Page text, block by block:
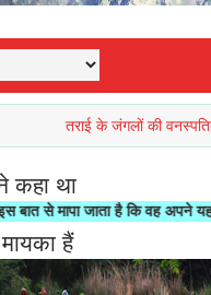
तराई के जंगलों की वनस्पतियों
कहा था
जाता है कि वह अपने यहां
हैं